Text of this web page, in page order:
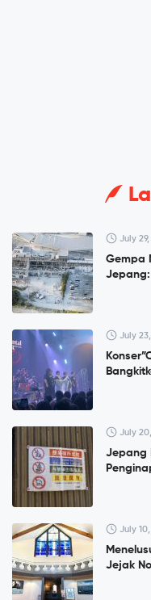
July
Gempa
Jepang:
July
July
Jepang
July
Jejak